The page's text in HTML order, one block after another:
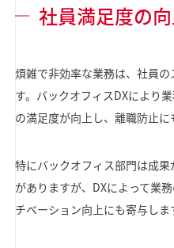
社員満足度の
煩雑で非効率な業務は、社員
す。バックオフィスDXにより
の満足度が向上し、離職防止に
特にバックオフィス部門は成
がありますが、DXによって業
チベーション向上にも寄与しま